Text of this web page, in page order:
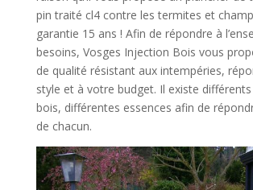
pin traité cl4 contre les termites et
garantie 15 ans ! Afin de répondre à
besoins, Vosges Injection Bois vous
de qualité résistant aux intempéries,
style et à votre budget. Il existe
bois, différentes essences afin de
de chacun.